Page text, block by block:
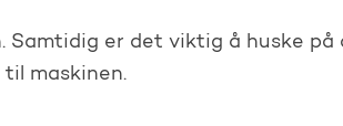
Samtidig er det viktig å huske
maskinen.